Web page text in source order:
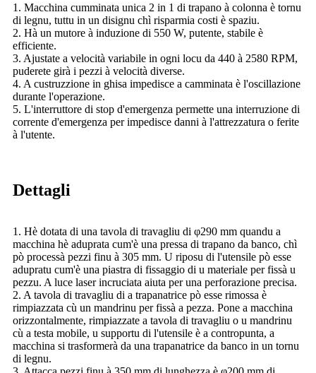
1. Macchina cumminata unica 2 in 1 di trapano à colonna è tornu
di legnu, tuttu in un disignu chì risparmia costi è spaziu.
2. Hà un mutore à induzione di 550 W, putente, stabile è
efficiente.
3. Ajustate a velocità variabile in ogni locu da 440 à 2580 RPM,
puderete girà i pezzi à velocità diverse.
4. A custruzzione in ghisa impedisce a camminata è l'oscillazione
durante l'operazione.
5. L'interruttore di stop d'emergenza permette una interruzione di
corrente d'emergenza per impedisce danni à l'attrezzatura o ferite
à l'utente.
Dettagli
1. Hè dotata di una tavola di travagliu di φ290 mm quandu a
macchina hè aduprata cum'è una pressa di trapano da banco, chì
pò processà pezzi finu à 305 mm. U riposu di l'utensile pò esse
adupratu cum'è una piastra di fissaggio di u materiale per fissà u
pezzu. A luce laser incruciata aiuta per una perforazione precisa.
2. A tavola di travagliu di a trapanatrice pò esse rimossa è
rimpiazzata cù un mandrinu per fissà a pezza. Pone a macchina
orizzontalmente, rimpiazzate a tavola di travagliu o u mandrinu
cù a testa mobile, u supportu di l'utensile è a contropunta, a
macchina si trasformerà da una trapanatrice da banco in un tornu
di legnu.